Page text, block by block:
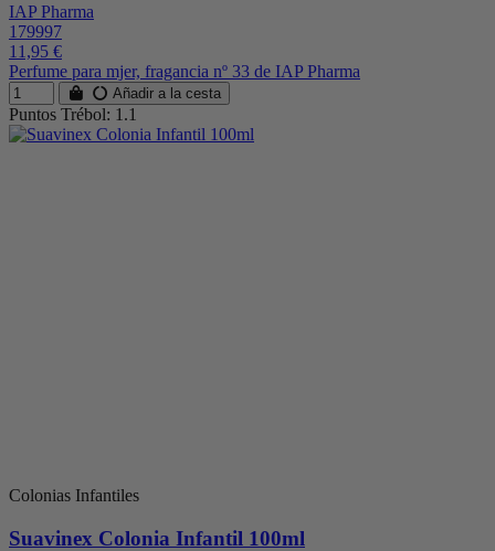
IAP Pharma
179997
11,95 €
Perfume para mjer, fragancia nº 33 de IAP Pharma
Añadir a la cesta
Puntos Trébol: 1.1
Colonias Infantiles
Suavinex Colonia Infantil 100ml